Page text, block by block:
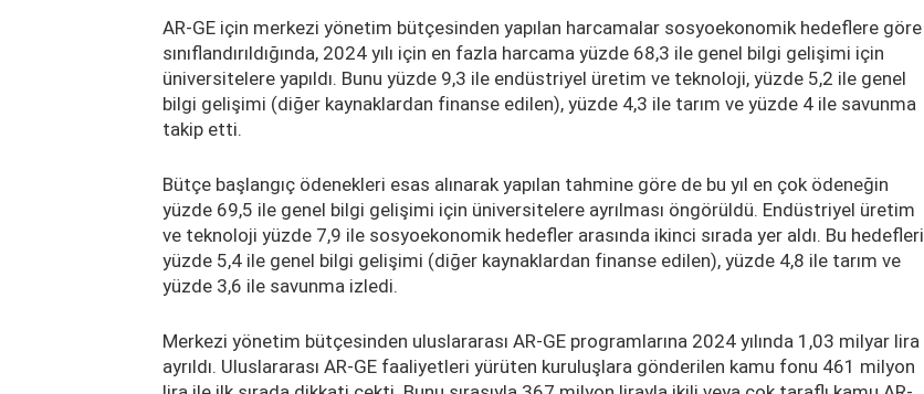
AR-GE için merkezi yönetim bütçesinden yapılan harcamalar sosyoekonomik hedeflere göre
sınıflandırıldığında, 2024 yılı için en fazla harcama yüzde 68,3 ile genel bilgi gelişimi için
üniversitelere yapıldı. Bunu yüzde 9,3 ile endüstriyel üretim ve teknoloji, yüzde 5,2 ile genel
bilgi gelişimi (diğer kaynaklardan finanse edilen), yüzde 4,3 ile tarım ve yüzde 4 ile savunma
takip etti.
Bütçe başlangıç ödenekleri esas alınarak yapılan tahmine göre de bu yıl en çok ödeneğin
yüzde 69,5 ile genel bilgi gelişimi için üniversitelere ayrılması öngörüldü. Endüstriyel üretim
ve teknoloji yüzde 7,9 ile sosyoekonomik hedefler arasında ikinci sırada yer aldı. Bu hedefleri
yüzde 5,4 ile genel bilgi gelişimi (diğer kaynaklardan finanse edilen), yüzde 4,8 ile tarım ve
yüzde 3,6 ile savunma izledi.
Merkezi yönetim bütçesinden uluslararası AR-GE programlarına 2024 yılında 1,03 milyar lira
ayrıldı. Uluslararası AR-GE faaliyetleri yürüten kuruluşlara gönderilen kamu fonu 461 milyon